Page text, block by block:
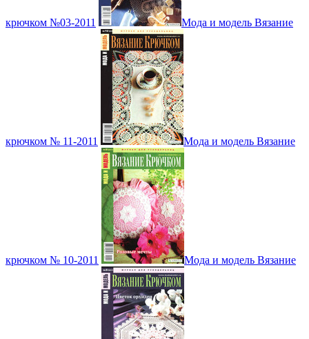
крючком №03-2011 Мода и модель Вязание
крючком № 11-2011 Мода и модель Вязание
крючком № 10-2011 Мода и модель Вязание